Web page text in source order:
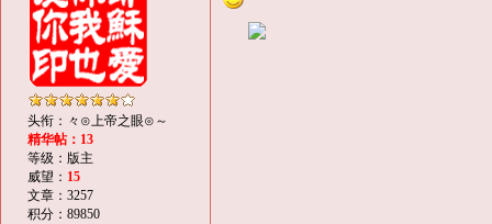
头衔：々⊙上帝之眼⊙～
精华帖：13
等级：版主
威望： 15
文章：3257
积分：89850